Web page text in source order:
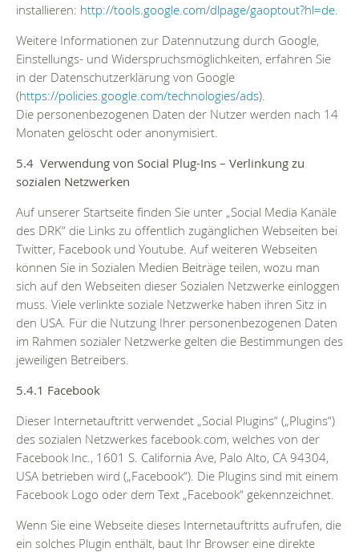
installieren: http://tools.google.com/dlpage/gaoptout?hl=de
Weitere Informationen zur Datennutzung durch Google,
Einstellungs- und Widerspruchsmöglichkeiten, erfahren Sie
in der Datenschutzerklärung von Google
(https://policies.google.com/technologies/ads).
Die personenbezogenen Daten der Nutzer werden nach 14
Monaten gelöscht oder anonymisiert.
5.4 Verwendung von Social Plug-Ins – Verlinkung zu
sozialen Netzwerken
Auf unserer Startseite finden Sie unter „Social Media Kanäle
des DRK“ die Links zu öffentlich zugänglichen Webseiten bei
Twitter, Facebook und Youtube. Auf weiteren Webseiten
können Sie in Sozialen Medien Beiträge teilen, wozu man
sich auf den Webseiten dieser Sozialen Netzwerke einloggen
muss. Viele verlinkte soziale Netzwerke haben ihren Sitz in
den USA. Für die Nutzung Ihrer personenbezogenen Daten
im Rahmen sozialer Netzwerke gelten die Bestimmungen des
jeweiligen Betreibers.
5.4.1 Facebook
Dieser Internetauftritt verwendet „Social Plugins“ („Plugins“)
des sozialen Netzwerkes facebook.com, welches von der
Facebook Inc., 1601 S. California Ave, Palo Alto, CA 94304,
USA betrieben wird („Facebook“). Die Plugins sind mit einem
Facebook Logo oder dem Text „Facebook“ gekennzeichnet.
Wenn Sie eine Webseite dieses Internetauftritts aufrufen, die
ein solches Plugin enthält, baut Ihr Browser eine direkte